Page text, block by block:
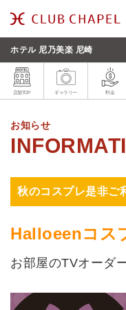
ホテル 尼乃美楽 尼崎
店舗TOP ギャラリー 料金
お知らせ
秋のコスプレ是非ご
Halloeenコス
お部屋のTVオーダ